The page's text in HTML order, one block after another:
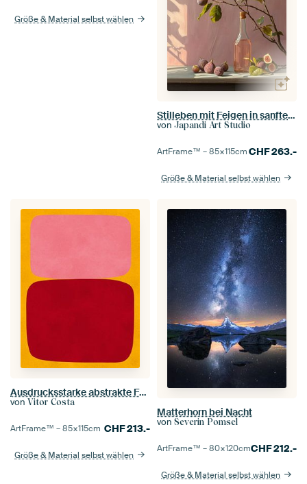
Größe & Material selbst wählen
Stilleben mit Feigen in sanften Farben
von Japandi Art Studio
ArtFrame™ –85×115cmCHF263.-
Größe & Material selbst wählen
Ausdrucksstarke abstrakte Formen 2
von Vitor Costa
ArtFrame™ –85×115cm CHF213.-
Größe & Material selbst wählen
Matterhorn bei Nacht
von Severin Pomsel
ArtFrame™ –80×120cmCHF212.-
Größe & Material selbst wählen